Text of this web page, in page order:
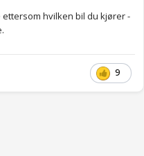
hvilken bil du kjører -
9